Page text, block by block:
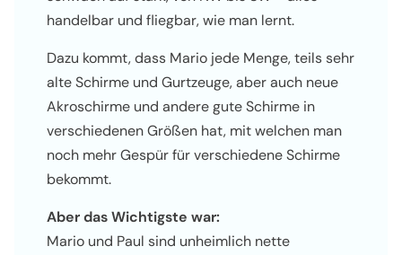
handelbar und fliegbar, wie man lernt.
Dazu kommt, dass Mario jede Menge, teils sehr
alte Schirme und Gurtzeuge, aber auch neue
Akroschirme und andere gute Schirme in
verschiedenen Größen hat, mit welchen man
noch mehr Gespür für verschiedene Schirme
bekommt.
Aber das Wichtigste war:
Mario und Paul sind unheimlich nette